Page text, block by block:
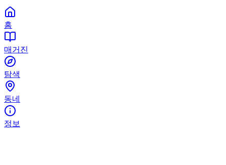
홈
매거진
탐색
동네
정보